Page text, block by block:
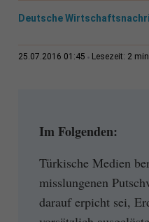
Deutsche
25.07.2016 01:45 Lesezeit: 2 min
Im Folgenden:
Türkische Medien
misslungenen
darauf erpicht sei,